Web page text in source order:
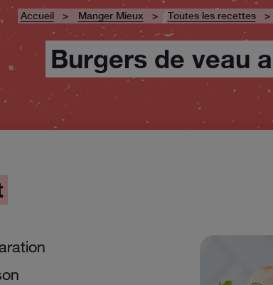
Accueil Manger Mieux Toutes les recettes
Burgers de veau